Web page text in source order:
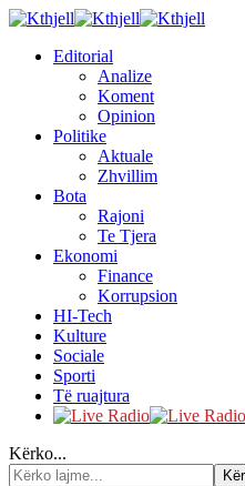
Editorial
Analize
Koment
Opinion
Politike
Aktuale
Zhvillim
Bota
Rajoni
Te Tjera
Ekonomi
Finance
Korrupsion
HI-Tech
Kulture
Sociale
Sporti
Të ruajtura
Kërko...